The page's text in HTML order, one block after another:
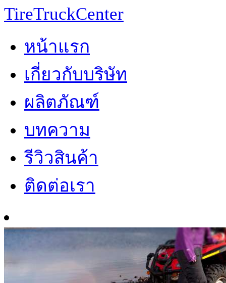
TireTruckCenter
หน้าแรก
เกี่ยวกับบริษัท
ผลิตภัณฑ์
บทความ
รีวิวสินค้า
ติดต่อเรา